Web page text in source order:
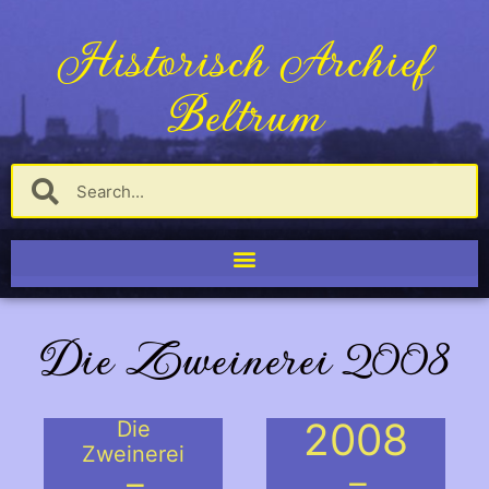
Historisch Archief
Beltrum
Die Zweinerei 2008
Die
Zweinerei
2008